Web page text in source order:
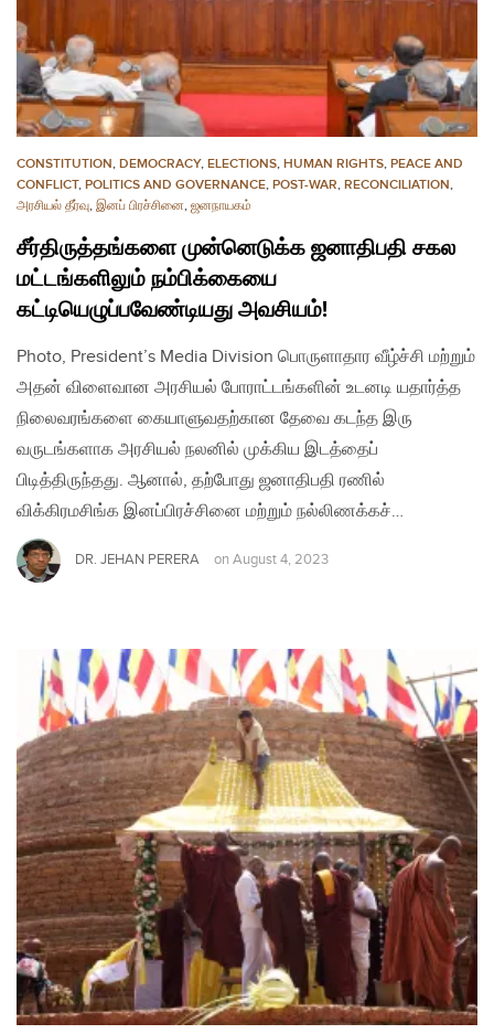
CONSTITUTION, DEMOCRACY, ELECTIONS, HUMAN RIGHTS, PEACE AND
CONFLICT, POLITICS AND GOVERNANCE, POST-WAR, RECONCILIATION,
அரசியல் தீர்வு, இனப் பிரச்சினை, ஜனநாயகம்
சீர்திருத்தங்களை முன்னெடுக்க ஜனாதிபதி சகல
மட்டங்களிலும் நம்பிக்கையை
கட்டியெழுப்பவேண்டியது அவசியம்!
Photo, President’s Media Division பொருளாதார வீழ்ச்சி மற்றும்
அதன் விளைவான அரசியல் போராட்டங்களின் உடனடி யதார்த்த
நிலைவரங்களை கையாளுவதற்கான தேவை கடந்த இரு
வருடங்களாக அரசியல் நலனில் முக்கிய இடத்தைப்
பிடித்திருந்தது. ஆனால், தற்போது ஜனாதிபதி ரணில்
விக்கிரமசிங்க இனப்பிரச்சினை மற்றும் நல்லிணக்கச்…
DR. JEHAN PERERA on August 4, 2023